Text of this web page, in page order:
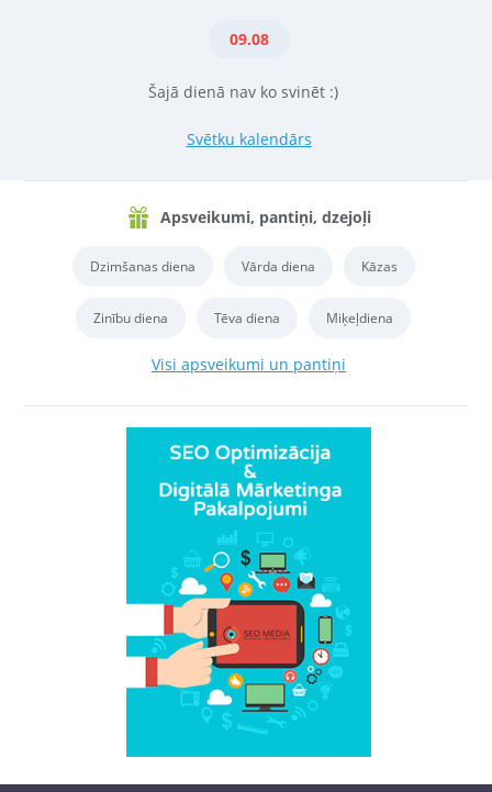
09.08
Šajā dienā nav ko svinēt :)
Svētku kalendārs
Apsveikumi, pantiņi, dzejoļi
Dzimšanas diena Vārda diena Kāzas
Zinību diena Tēva diena Miķeļdiena
Visi apsveikumi un pantiņi